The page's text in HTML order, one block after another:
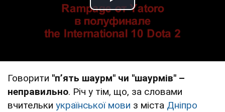
Play Video
Говорити "п’ять шаурм" чи "шаурмів" –
неправильно. Річ у тім, що, за словами
вчительки української мови з міста Дніпро